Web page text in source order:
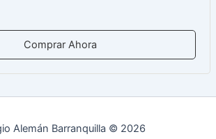
Comprar Ahora
Alemán Barranquilla © 2026